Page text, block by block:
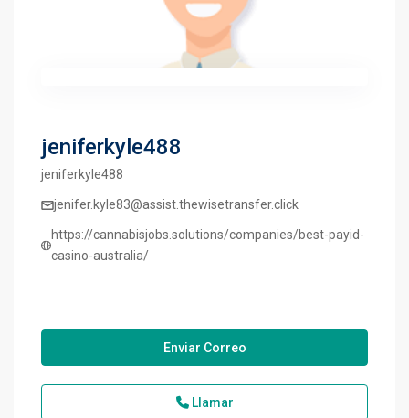
jeniferkyle488
jeniferkyle488
jenifer.kyle83@assist.thewisetransfer.click
https://cannabisjobs.solutions/companies/best-payid-
casino-australia/
Enviar Correo
Llamar